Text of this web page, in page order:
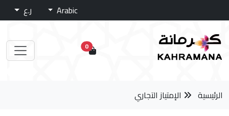
Arabic ر.ع
0
الرئيسية الإمتياز التجاري